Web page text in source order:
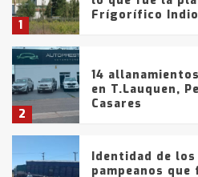
1
Frígorífico Indio
2
14
en T.Lauquen,
Casares
Identidad de
pampeanos que